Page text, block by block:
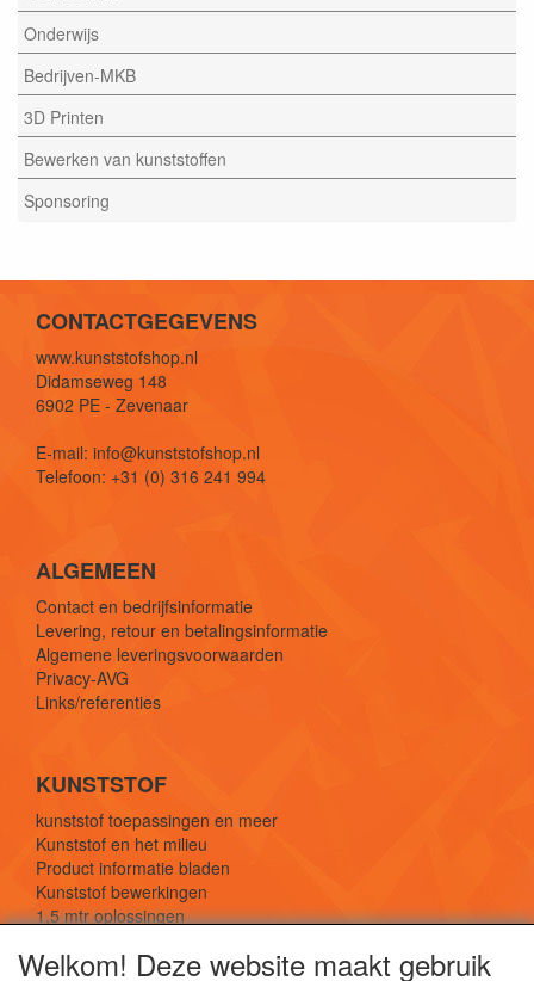
Onderwijs
Bedrijven-MKB
3D Printen
Bewerken van kunststoffen
Sponsoring
CONTACTGEGEVENS
www.kunststofshop.nl
Didamseweg 148
6902 PE - Zevenaar
E-mail: info@kunststofshop.nl
Telefoon: +31 (0) 316 241 994
ALGEMEEN
Contact en bedrijfsinformatie
Levering, retour en betalingsinformatie
Algemene leveringsvoorwaarden
Privacy-AVG
Links/referenties
KUNSTSTOF
kunststof toepassingen en meer
Kunststof en het milieu
Product informatie bladen
Kunststof bewerkingen
1,5 mtr oplossingen
Welkom! Deze website maakt gebruik